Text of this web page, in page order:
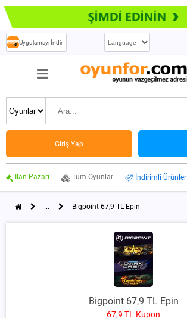
Uygulamayı İndir
Giriş Yap
İlan Pazarı Tüm Oyunlar İndirimli Ürünler
... Bigpoint 67,9 TL Epin
Bigpoint 67,9 TL Epin
67,9 TL Kupon